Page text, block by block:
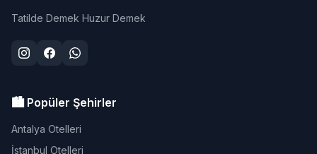
Tatilde Demek Huzur Demek
🏙️ Popüler Şehirler
Antalya Otelleri
İstanbul Otelleri